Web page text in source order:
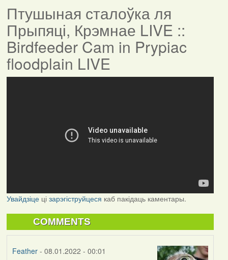
Птушыная сталоўка ля
Прыпяці, Крэмнае LIVE ::
Birdfeeder Cam in Prypiac
floodplain LIVE
Увайдзіцеці зарэгіструйцеся каб пакідаць каментары.
COMMENTS
Feather- 08.01.2022 - 00:01